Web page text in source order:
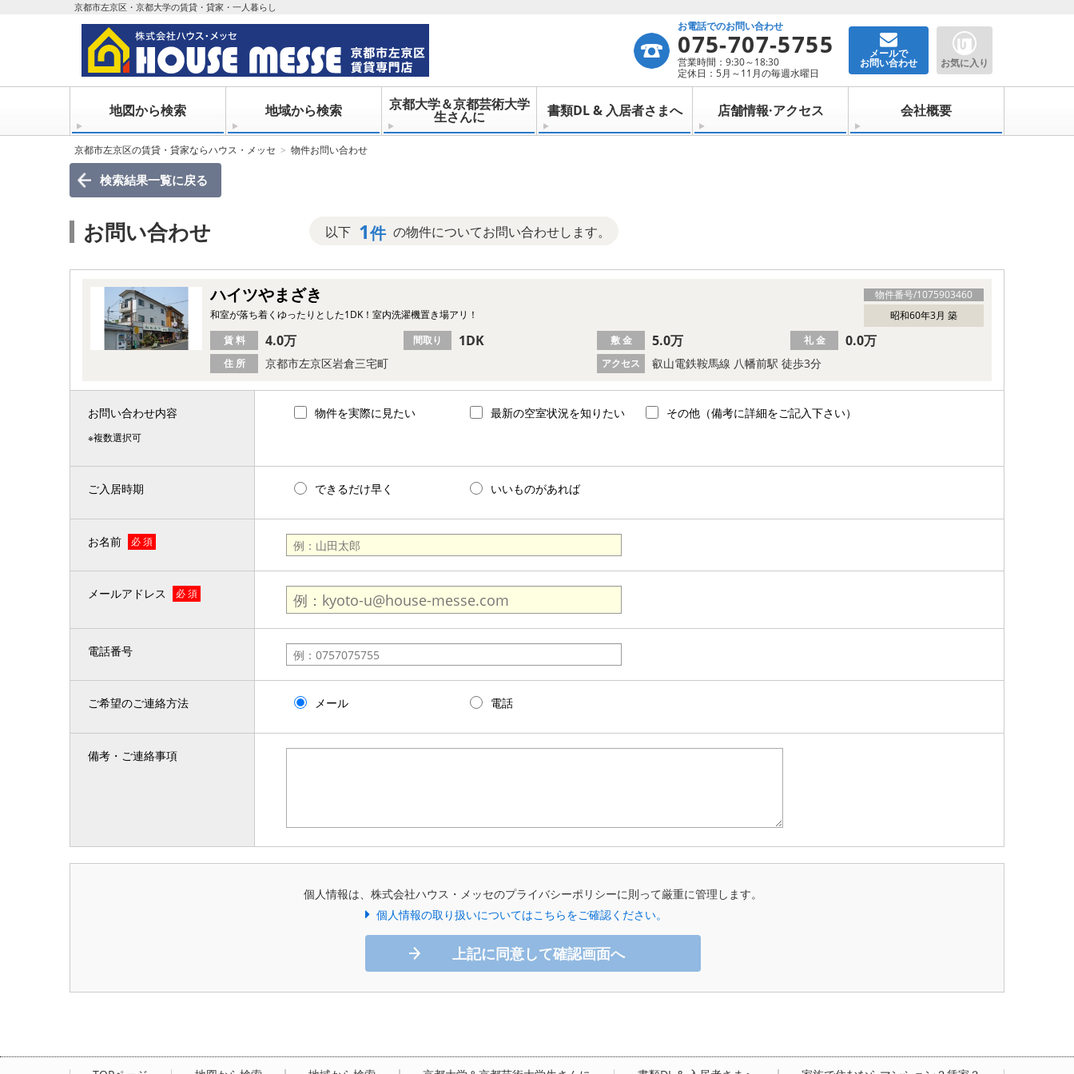
京都市左京区・京都大学の賃貸・貸家・一人暮らし
お電話でのお問い合わせ
075-707-5755
営業時間：9:30～18:30
定休日：5月～11月の毎週水曜日
メールで
お問い合わせ お気に入り
地図から検索 地域から検索 京都大学＆京都芸術大学
生さんに 書類DL & 入居者さまへ 店舗情報·アクセス 会社概要
京都市左京区の賃貸・貸家ならハウス・メッセ 物件お問い合わせ
検索結果一覧に戻る
お問い合わせ 以下 1件 の物件についてお問い合わせします。
物件番号/1075903460
ハイツやまざき
昭和60年3月 築
和室が落ち着くゆったりとした1DK！室内洗濯機置き場アリ！
住 所 京都市左京区岩倉三宅町 アクセス 叡山電鉄鞍馬線 八幡前駅 徒歩3分
賃 料 4.0万 間取り 1DK 敷 金 5.0万 礼 金 0.0万
お問い合わせ内容
※複数選択可
物件を実際に見たい 最新の空室状況を知りたい その他（備考に詳細をご記入下さい）
ご入居時期 できるだけ早く いいものがあれば
お名前 必 須
メールアドレス 必 須
電話番号
ご希望のご連絡方法 メール 電話
備考・ご連絡事項
個人情報は、株式会社ハウス・メッセのプライバシーポリシーに則って厳重に管理します。
個人情報の取り扱いについてはこちらをご確認ください。
上記に同意して確認画面へ